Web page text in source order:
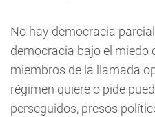
No hay democracia
democracia bajo el miedo
miembros de la llamada
régimen quiere o pide
perseguidos, presos